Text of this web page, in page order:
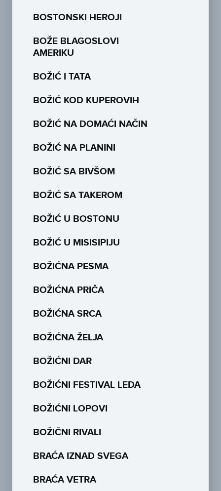
BOSTONSKI HEROJI
BOŽE BLAGOSLOVI
AMERIKU
BOŽIĆ I TATA
BOŽIĆ KOD KUPEROVIH
BOŽIĆ NA DOMAĆI NAČIN
BOŽIĆ NA PLANINI
BOŽIĆ SA BIVŠOM
BOŽIĆ SA TAKEROM
BOŽIĆ U BOSTONU
BOŽIĆ U MISISIPIJU
BOŽIĆNA PESMA
BOŽIĆNA PRIČA
BOŽIĆNA SRCA
BOŽIĆNA ŽELJA
BOŽIĆNI DAR
BOŽIĆNI FESTIVAL LEDA
BOŽIĆNI LOPOVI
BOŽIČNI RIVALI
BRAĆA IZNAD SVEGA
BRAĆA VETRA